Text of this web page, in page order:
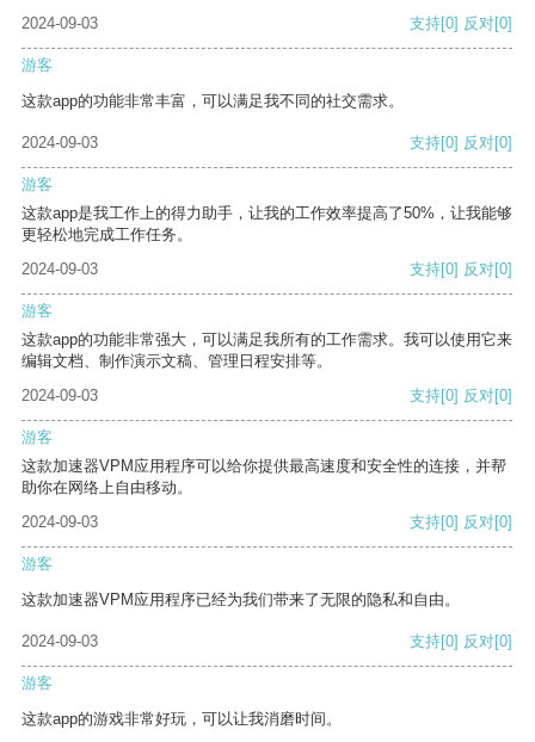
2024-09-03
支持[0] 反对[0]
游客
这款app的功能非常丰富，可以满足我不同的社交需求。
2024-09-03 支持[0] 反对[0]
游客
这款app是我工作上的得力助手，让我的工作效率提高了50%，让我能够
更轻松地完成工作任务。
2024-09-03
支持[0] 反对[0]
游客
这款app的功能非常强大，可以满足我所有的工作需求。我可以使用它来
编辑文档、制作演示文稿、管理日程安排等。
2024-09-03
支持[0] 反对[0]
游客
这款加速器VPM应用程序可以给你提供最高速度和安全性的连接，并帮
助你在网络上自由移动。
2024-09-03
支持[0] 反对[0]
游客
这款加速器VPM应用程序已经为我们带来了无限的隐私和自由。
2024-09-03 支持[0] 反对[0]
游客
这款app的游戏非常好玩，可以让我消磨时间。